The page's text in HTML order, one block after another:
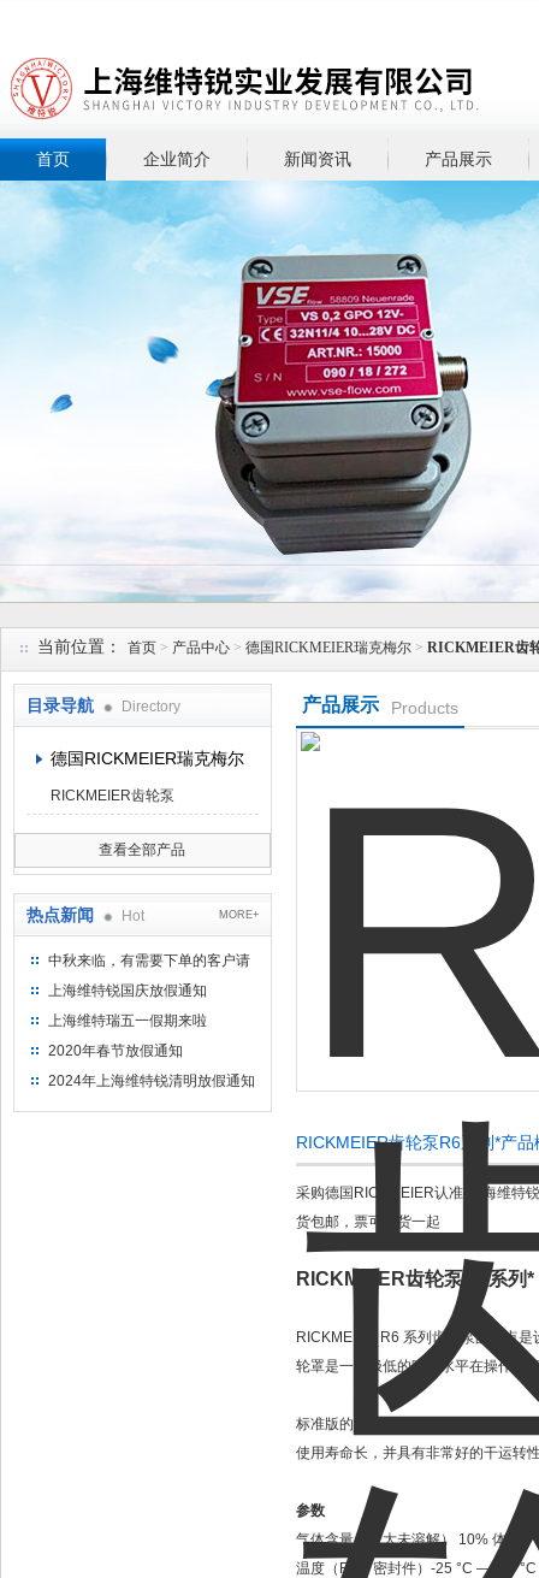
上海维特锐实业发展有限公司
首页 企业简介 新闻资讯 产品展示
当前位置： 首页 > 产品中心 > 德国RICKMEIER瑞克梅尔 > RICKMEIER齿
目录导航 Directory
德国RICKMEIER瑞克梅尔
RICKMEIER齿轮泵
查看全部产品
热点新闻 Hot MORE+
中秋来临，有需要下单的客户请
提前下单
上海维特锐国庆放假通知
上海维特瑞五一假期来啦
2020年春节放假通知
2024年上海维特锐清明放假通知
产品展示 Products
RICKMEIER齿轮泵R6系列*产品
采购德国 RICKMEIER认准“上海维特
货包邮，票可随货一起
RICKMEIER齿轮泵R6系列*
RICKMEIER R6 系列齿轮泵的特点
轮罩是一个极低的噪音水平在操作过
标准版的外壳由灰铸铁制成，齿轮部
使用寿命长，并具有非常好的干运转
参数
气体含量（最大未溶解） 10% 体积
温度（FKM 密封件）-25 °C —150 °C